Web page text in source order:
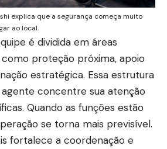
explica que a segurança começa muito
ao local.
é dividida em áreas
proteção próxima, apoio
estratégica. Essa estrutura
concentre sua atenção
Quando as funções estão
se torna mais previsível.
fortalece a coordenação e